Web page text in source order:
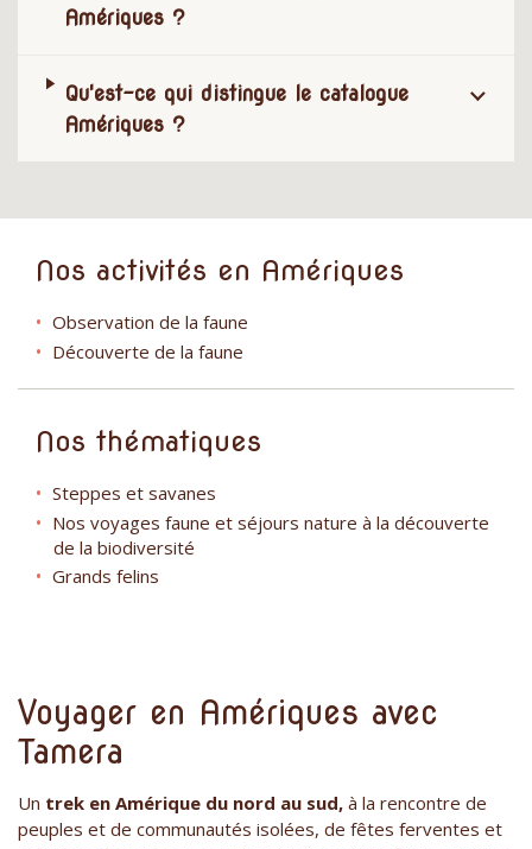
Amériques ?
Qu'est-ce qui distingue le catalogue
Amériques ?
Nos activités en Amériques
Observation de la faune
Découverte de la faune
Nos thématiques
Steppes et savanes
Nos voyages faune et séjours nature à la découverte
de la biodiversité
Grands felins
Voyager en Amériques avec
Tamera
Un trek en Amérique du nord au sud, à la rencontre de
peuples et de communautés isolées, de fêtes ferventes et